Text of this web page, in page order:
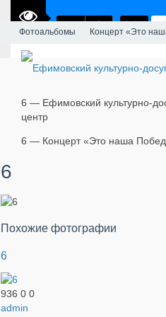
6 — Ефимовский культурно-
центр
6 — Концерт «Это наша
Фотоальбомы Концерт «Это
6
Похожие фотографии
6
936 0 0
admin